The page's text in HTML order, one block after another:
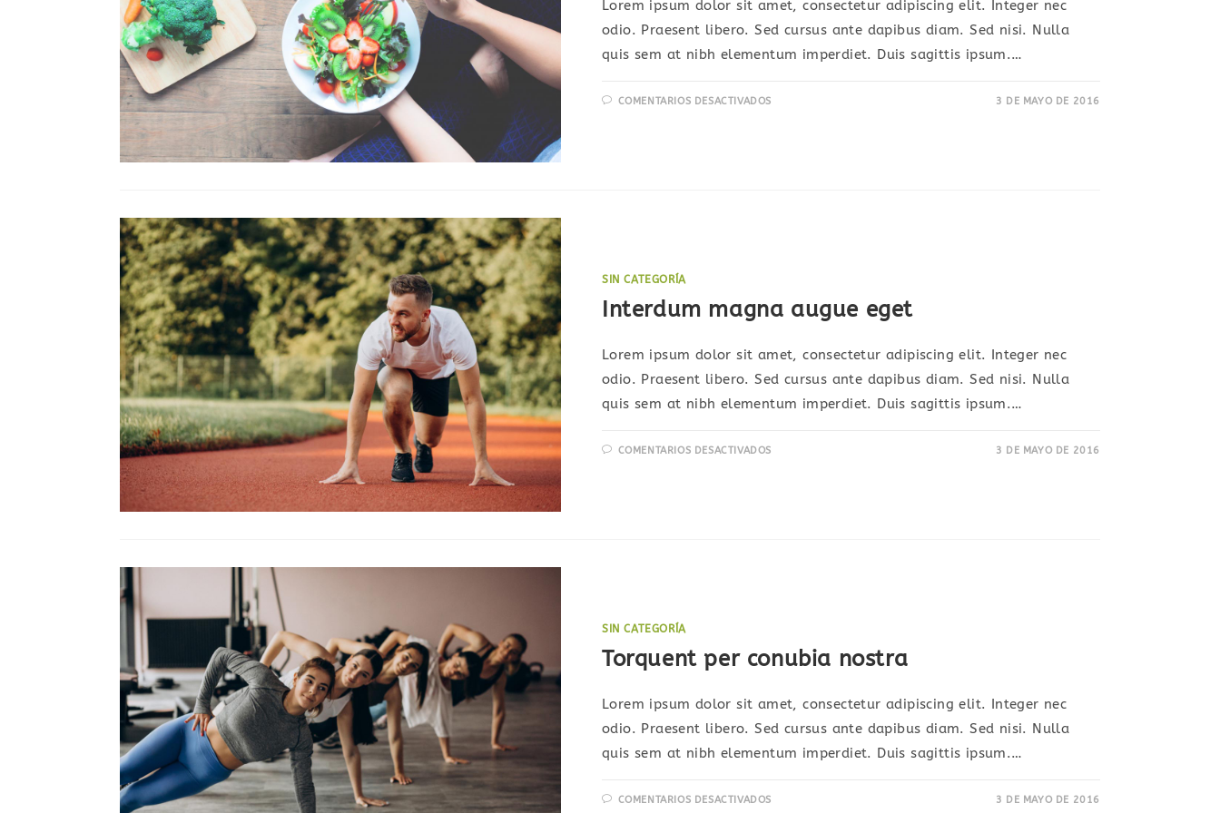
Lorem ipsum dolor sit amet, consectetur adipiscing elit. Integer nec
odio. Praesent libero. Sed cursus ante dapibus diam. Sed nisi. Nulla
quis sem at nibh elementum imperdiet. Duis sagittis ipsum.…
COMENTARIOS DESACTIVADOS 3 DE MAYO DE 2016
SIN CATEGORÍA
Interdum magna augue eget
Lorem ipsum dolor sit amet, consectetur adipiscing elit. Integer nec
odio. Praesent libero. Sed cursus ante dapibus diam. Sed nisi. Nulla
quis sem at nibh elementum imperdiet. Duis sagittis ipsum.…
COMENTARIOS DESACTIVADOS 3 DE MAYO DE 2016
SIN CATEGORÍA
Torquent per conubia nostra
Lorem ipsum dolor sit amet, consectetur adipiscing elit. Integer nec
odio. Praesent libero. Sed cursus ante dapibus diam. Sed nisi. Nulla
quis sem at nibh elementum imperdiet. Duis sagittis ipsum.…
COMENTARIOS DESACTIVADOS 3 DE MAYO DE 2016